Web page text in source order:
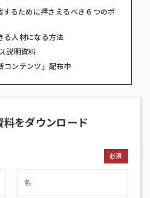
るために押さえるべき６つのポ
る人材になる方法
説明資料
コンテンツ」配布中
料をダウンロード
必須